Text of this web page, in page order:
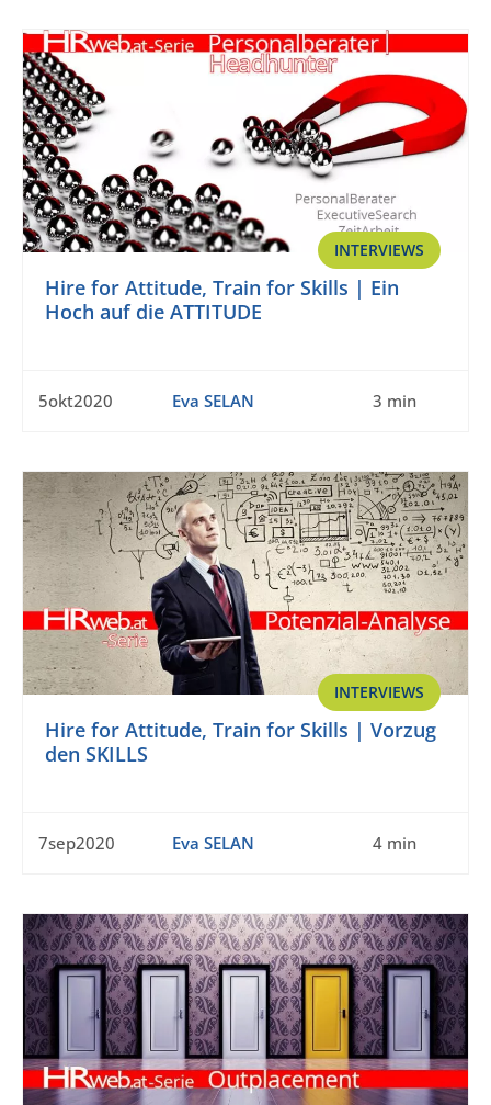
INTERVIEWS
Hire for Attitude, Train for Skills | Ein
Hoch auf die ATTITUDE
5okt2020 Eva SELAN 3 min
INTERVIEWS
Hire for Attitude, Train for Skills | Vorzug
den SKILLS
7sep2020 Eva SELAN 4 min